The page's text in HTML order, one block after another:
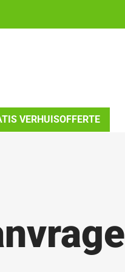
VERHUISOFFERTE